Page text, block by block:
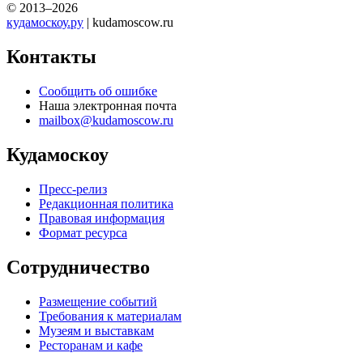
© 2013–2026
кудамоскоу.ру | kudamoscow.ru
Контакты
Сообщить об ошибке
Наша электронная почта
mailbox@kudamoscow.ru
Кудамоскоу
Пресс-релиз
Редакционная политика
Правовая информация
Формат ресурса
Сотрудничество
Размещение событий
Требования к материалам
Музеям и выставкам
Ресторанам и кафе